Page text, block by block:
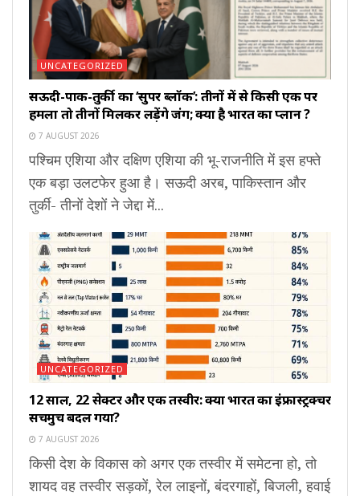
UNCATEGORIZED
सऊदी-पाक-तुर्की का ‘सुपर ब्लॉक’: तीनों में से किसी एक पर
हमला तो तीनों मिलकर लड़ेंगे जंग; क्या है भारत का प्लान ?
7 AUGUST 2026
पश्चिम एशिया और दक्षिण एशिया की भू-राजनीति में इस हफ्ते
एक बड़ा उलटफेर हुआ है। सऊदी अरब, पाकिस्तान और
तुर्की- तीनों देशों ने जेद्दा में...
UNCATEGORIZED
12 साल, 22 सेक्टर और एक तस्वीर: क्या भारत का इंफ्रास्ट्रक्चर
सचमुच बदल गया?
7 AUGUST 2026
किसी देश के विकास को अगर एक तस्वीर में समेटना हो, तो
शायद वह तस्वीर सड़कों, रेल लाइनों, बंदरगाहों, बिजली, हवाई